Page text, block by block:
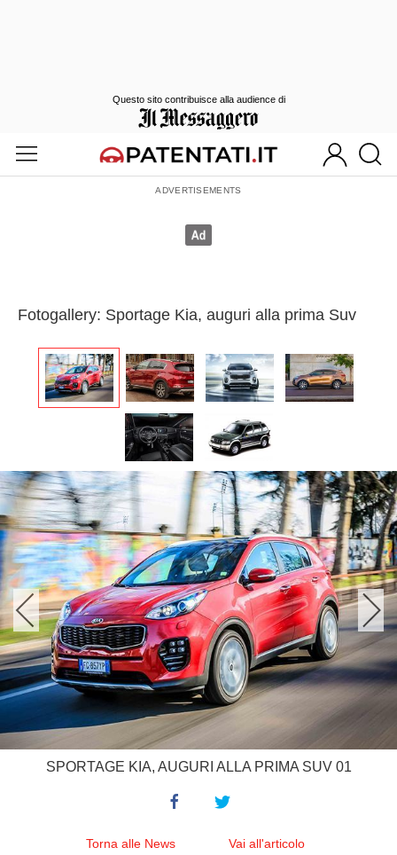
Fotogallery: Sportage Kia, auguri alla prima Suv
SPORTAGE KIA, AUGURI ALLA PRIMA SUV 01
Torna alle News Vai all'articolo
Questo sito contribuisce alla audience di